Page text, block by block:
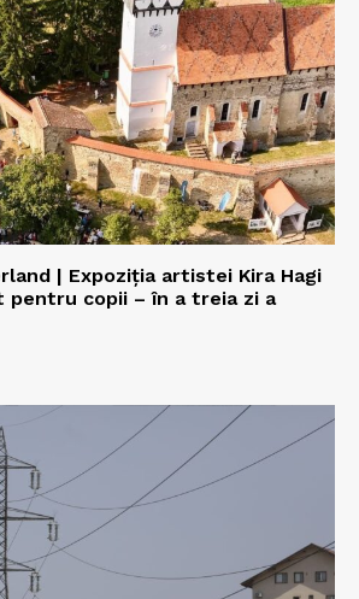
| Expoziţia artistei Kira Hagi
pentru copii – în a treia zi a